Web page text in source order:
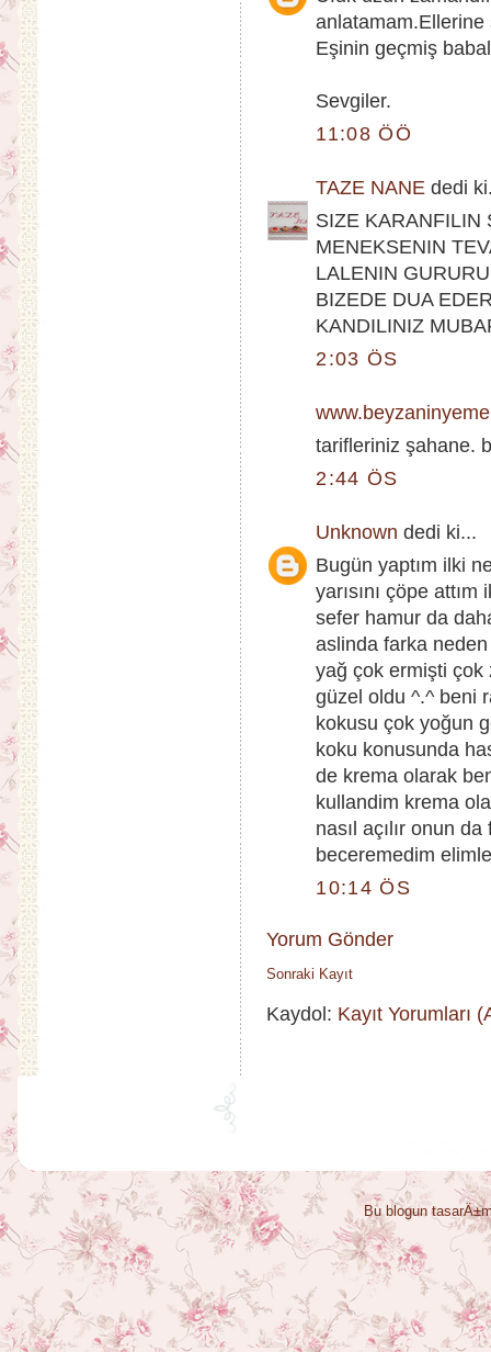
anlatamam.Ellerine
Eşinin geçmiş
Sevgiler.
11:08 ÖÖ
TAZE NANE dedi
SIZE KARANFILIN
MENEKSENIN
LALENIN
BIZEDE DUA
KANDILINIZ
2:03 ÖS
tarifleriniz şahane.
2:44 ÖS
Unknown dedi ki...
Bugün yaptım ilki
yarısını çöpe
sefer hamur da
aslinda farka
yağ çok ermişti
güzel oldu ^.^ beni
kokusu çok yoğun
koku konusunda
de krema olarak
kullandim krema
nasıl açılır onun
beceremedim
10:14 ÖS
Yorum Gönder
Sonraki Kayıt
Kaydol: Kayıt Yorumları
Bu blogun